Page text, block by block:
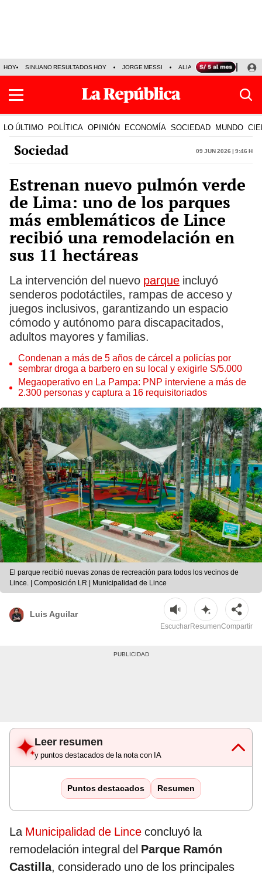
HOY SINUANO RESULTADOS HOY JORGE MESSI ALIANZA LIMA VS SPORT
LO ÚLTIMO POLÍTICA OPINIÓN ECONOMÍA SOCIEDAD MUNDO
Sociedad 09 Jun 2026 | 9:46 h
Estrenan nuevo pulmón verde
de Lima: uno de los parques
más emblemáticos de Lince
recibió una remodelación en
sus 11 hectáreas
La intervención del nuevo parque incluyó
senderos podotáctiles, rampas de acceso y
juegos inclusivos, garantizando un espacio
cómodo y autónomo para discapacitados,
adultos mayores y familias.
Condenan a más de 5 años de cárcel a policías por
sembrar droga a barbero en su local y exigirle S/5.000
Megaoperativo en La Pampa: PNP interviene a más de
2.300 personas y captura a 16 requisitoriados
El parque recibió nuevas zonas de recreación para todos los vecinos de
Lince. | Composición LR | Municipalidad de Lince
Luis Aguilar
EscucharResumenCompartir
Leer resumen
y puntos destacados de la nota con IA
Puntos destacados Resumen
La Municipalidad de Lince concluyó la
remodelación integral del Parque Ramón
Castilla, considerado uno de los principales